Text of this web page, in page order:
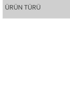
ÜRÜN TÜRÜ